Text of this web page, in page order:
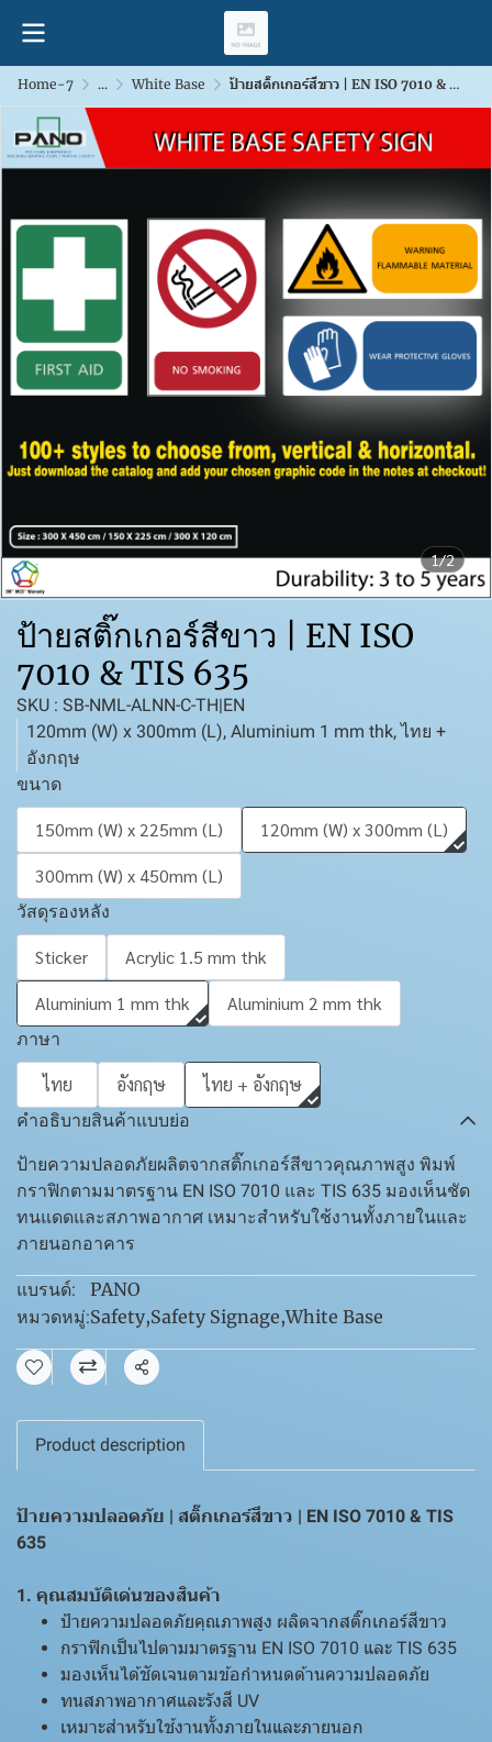
Home-7 ... White Base ป้ายสติ๊กเกอร์สีขาว | EN ISO 7010 & TIS 635
1/2
ป้ายสติ๊กเกอร์สีขาว | EN ISO
7010 & TIS 635
SKU : SB-NML-ALNN-C-TH|EN
120mm (W) x 300mm (L), Aluminium 1 mm thk, ไทย +
อังกฤษ
ขนาด
150mm (W) x 225mm (L)
120mm (W) x 300mm (L)
300mm (W) x 450mm (L)
วัสดุรองหลัง
Sticker
Acrylic 1.5 mm thk
Aluminium 1 mm thk
Aluminium 2 mm thk
ภาษา
ไทย อังกฤษ ไทย + อังกฤษ
คำอธิบายสินค้าแบบย่อ
ป้ายความปลอดภัยผลิตจากสติ๊กเกอร์สีขาวคุณภาพสูง พิมพ์
กราฟิกตามมาตรฐาน EN ISO 7010 และ TIS 635 มองเห็นชัด
ทนแดดและสภาพอากาศ เหมาะสำหรับใช้งานทั้งภายในและ
ภายนอกอาคาร
แบรนด์: PANO
หมวดหมู่:Safety,Safety Signage,White Base
แชร์
Product description
ป้ายความปลอดภัย | สติ๊กเกอร์สีขาว | EN ISO 7010 & TIS
635
1. คุณสมบัติเด่นของสินค้า
ป้ายความปลอดภัยคุณภาพสูง ผลิตจากสติ๊กเกอร์สีขาว
กราฟิกเป็นไปตามมาตรฐาน EN ISO 7010 และ TIS 635
มองเห็นได้ชัดเจนตามข้อกำหนดด้านความปลอดภัย
ทนสภาพอากาศและรังสี UV
เหมาะสำหรับใช้งานทั้งภายในและภายนอก